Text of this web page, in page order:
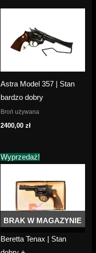
Astra Model 357 | Stan
bardzo dobry
Broń używana
2400,00 zł
Wyprzedaż!
BRAK W MAGAZYNIE
Beretta Tenax | Stan